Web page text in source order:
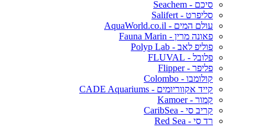
סיכם - Seachem
סליפרט - Salifert
עולם המים - AquaWorld.co.il
פאונה מרין - Fauna Marin
פוליפ לאב - Polyp Lab
פלובל - FLUVAL
פליפר - Flipper
קולומבו - Colombo
קייד אקווריומים - CADE Aquariums
קמור - Kamoer
קריב סי - CaribSea
רד סי - Red Sea